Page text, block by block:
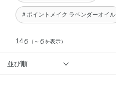
＃ポイントメイク ラベンダーオイル
14点 （～点を表示）
並び順